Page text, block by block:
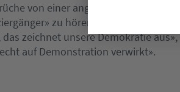
von einer angeblichen Corona-
zu hören seien. «Wer sich
zeichnet unsere Demokratie
auf Demonstration verwirkt».